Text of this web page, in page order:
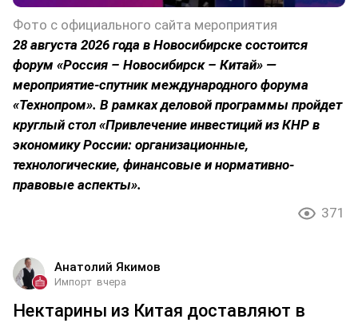
Фото с официального сайта мероприятия
28 августа 2026 года в Новосибирске состоится
форум «Россия – Новосибирск – Китай» —
мероприятие-спутник международного форума
«Технопром». В рамках деловой программы пройдет
круглый стол «Привлечение инвестиций из КНР в
экономику России: организационные,
технологические, финансовые и нормативно-
правовые аспекты».
371
Анатолий Якимов
Импорт вчера
Нектарины из Китая доставляют в